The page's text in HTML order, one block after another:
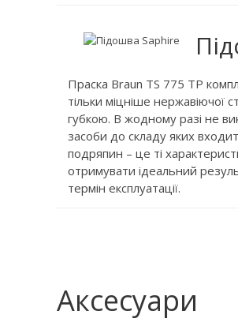
Праска Braun TS 775 TP
тільки міцніше нержавіючої
губкою. В жодному разі не
засоби до складу яких
подряпин – це ті
отримувати ідеальний
термін експлуатації.
Аксесуари